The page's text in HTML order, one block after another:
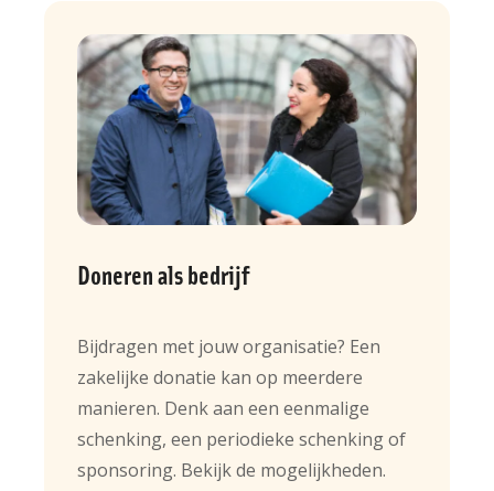
Doneren als bedrijf
Bijdragen met jouw organisatie? Een
zakelijke donatie kan op meerdere
manieren. Denk aan een eenmalige
schenking, een periodieke schenking of
sponsoring. Bekijk de mogelijkheden.